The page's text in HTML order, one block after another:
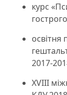
курс
освітня
2017-
XVIII